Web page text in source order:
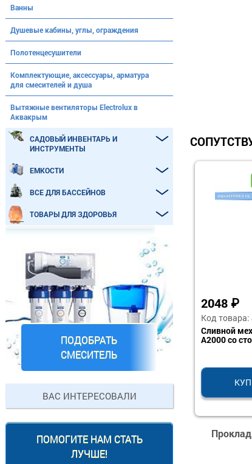
2048 ₽
Код товара:
Сливной
А2000 со
Ванны
Душевые кабины, углы, ограждения
Полотенцесушители
Комплектующие, аксессуары, арматура
для смесителей и душа
Вытяжные вентиляторы Electrolux в
Аквакрым
САДОВЫЙ ИНВЕНТАРЬ И
ИНСТРУМЕНТЫ
ЕМКОСТИ
ВСЕ ДЛЯ БАССЕЙНОВ
ТОВАРЫ ДЛЯ ЗДОРОВЬЯ
ПОДОБРАТЬ
СМЕСИТЕЛЬ
ВАС ИНТЕРЕСОВАЛИ
ПОМОГИТЕ НАМ СТАТЬ
ЛУЧШЕ!